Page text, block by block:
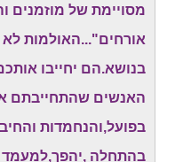
מסויימת של מוזמנים
אורחים"...האולמות לא
בנושא.הם יחייבו
האנשים שהתחייבתם
בפועל,והנחמדות
בהתחלה ,יהפך,למעמד